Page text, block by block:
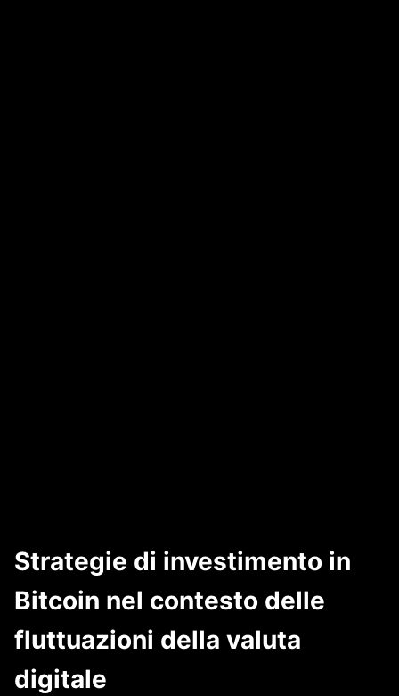
Strategie di investimento in
Bitcoin nel contesto delle
fluttuazioni della valuta
digitale